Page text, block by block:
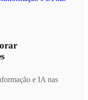
e IA nas